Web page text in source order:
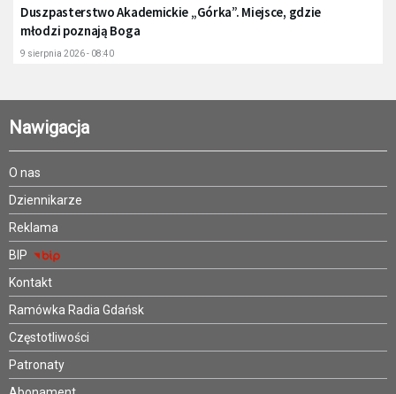
Duszpasterstwo Akademickie „Górka”. Miejsce, gdzie
młodzi poznają Boga
9 sierpnia 2026 - 08:40
Nawigacja
O nas
Dziennikarze
Reklama
BIP
Kontakt
Ramówka Radia Gdańsk
Częstotliwości
Patronaty